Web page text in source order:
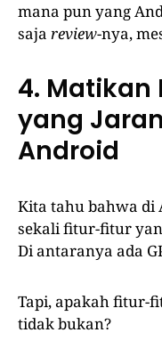
mana pun yang
saja review-nya,
4. Matikan
yang
Android
Kita tahu bahwa di
sekali fitur-fitur
Di antaranya ada
Tapi, apakah fitur-
tidak bukan?